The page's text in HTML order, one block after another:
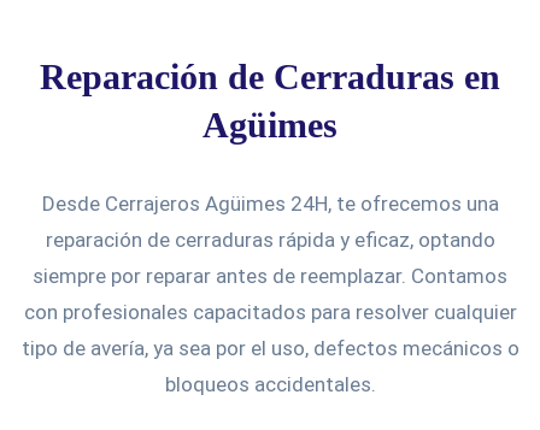
Reparación de Cerraduras en
Agüimes
Desde Cerrajeros Agüimes 24H, te ofrecemos una
reparación de cerraduras rápida y eficaz, optando
siempre por reparar antes de reemplazar. Contamos
con profesionales capacitados para resolver cualquier
tipo de avería, ya sea por el uso, defectos mecánicos o
bloqueos accidentales.